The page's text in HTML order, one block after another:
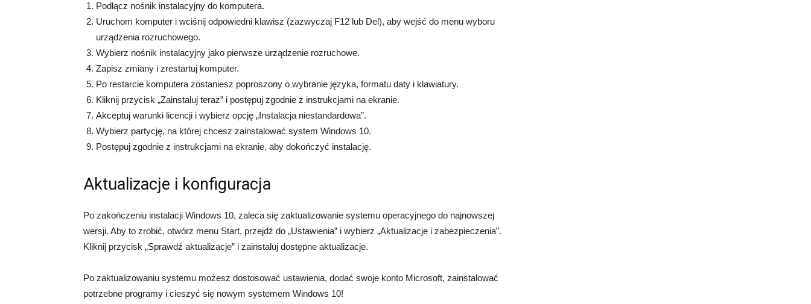
Podłącz nośnik instalacyjny do komputera.
Uruchom komputer i wciśnij odpowiedni klawisz (zazwyczaj F12 lub Del), aby wejść do menu wyboru
urządzenia rozruchowego.
Wybierz nośnik instalacyjny jako pierwsze urządzenie rozruchowe.
Zapisz zmiany i zrestartuj komputer.
Po restarcie komputera zostaniesz poproszony o wybranie języka, formatu daty i klawiatury.
Kliknij przycisk „Zainstaluj teraz” i postępuj zgodnie z instrukcjami na ekranie.
Akceptuj warunki licencji i wybierz opcję „Instalacja niestandardowa”.
Wybierz partycję, na której chcesz zainstalować system Windows 10.
Postępuj zgodnie z instrukcjami na ekranie, aby dokończyć instalację.
Aktualizacje i konfiguracja
Po zakończeniu instalacji Windows 10, zaleca się zaktualizowanie systemu operacyjnego do najnowszej
wersji. Aby to zrobić, otwórz menu Start, przejdź do „Ustawienia” i wybierz „Aktualizacje i zabezpieczenia”.
Kliknij przycisk „Sprawdź aktualizacje” i zainstaluj dostępne aktualizacje.
Po zaktualizowaniu systemu możesz dostosować ustawienia, dodać swoje konto Microsoft, zainstalować
potrzebne programy i cieszyć się nowym systemem Windows 10!